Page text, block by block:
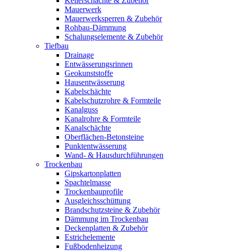
Mauerwerk
Mauerwerksperren & Zubehör
Rohbau-Dämmung
Schalungselemente & Zubehör
Tiefbau
Drainage
Entwässerungsrinnen
Geokunststoffe
Hausentwässerung
Kabelschächte
Kabelschutzrohre & Formteile
Kanalguss
Kanalrohre & Formteile
Kanalschächte
Oberflächen-Betonsteine
Punktentwässerung
Wand- & Hausdurchführungen
Trockenbau
Gipskartonplatten
Spachtelmasse
Trockenbauprofile
Ausgleichsschüttung
Brandschutzsteine & Zubehör
Dämmung im Trockenbau
Deckenplatten & Zubehör
Estrichelemente
Fußbodenheizung